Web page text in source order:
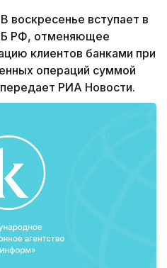
вступает в
РФ, отменяющее
клиентов банками при
операций суммой
РИА Новости.